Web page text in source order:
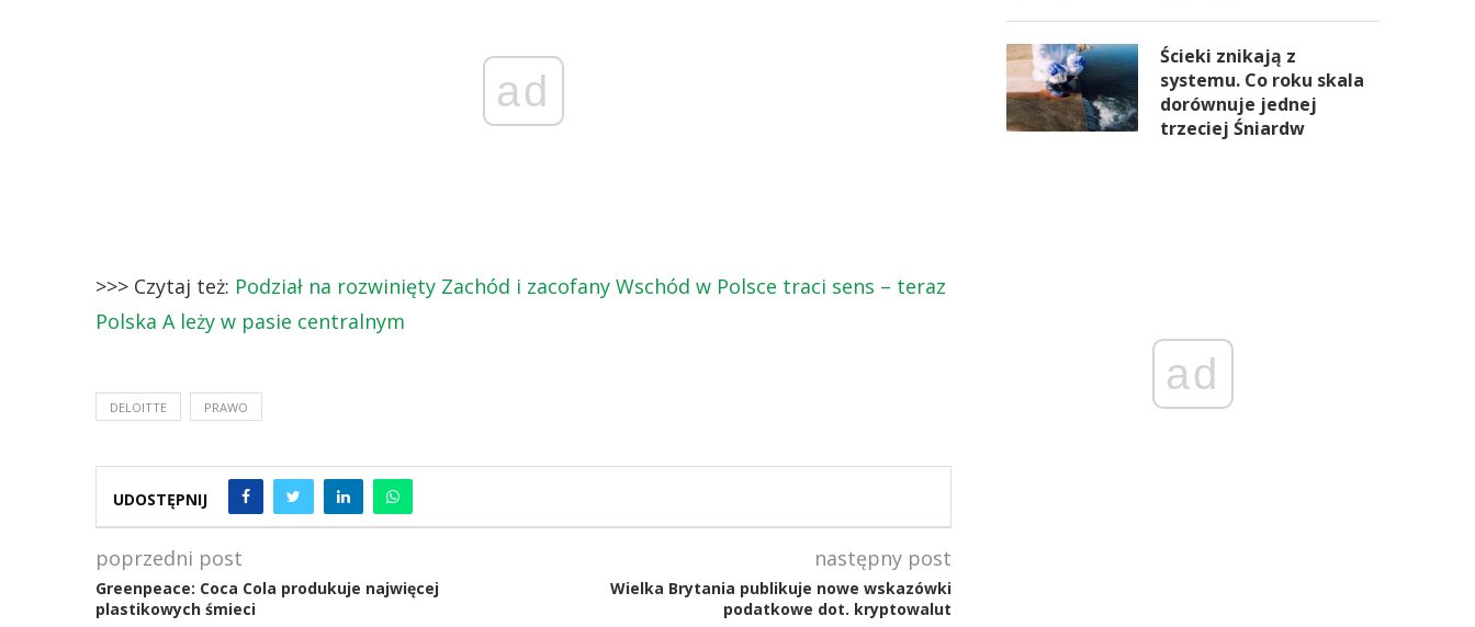
ad
>>> Czytaj też: Podział na rozwinięty Zachód i zacofany Wschód w Polsce traci sens – teraz
Polska A leży w pasie centralnym
DELOITTE PRAWO
UDOSTĘPNIJ
poprzedni post
Greenpeace: Coca Cola produkuje najwięcej
plastikowych śmieci
następny post
Wielka Brytania publikuje nowe wskazówki
podatkowe dot. kryptowalut
Ścieki znikają z
systemu. Co roku skala
dorównuje jednej
trzeciej Śniardw
ad